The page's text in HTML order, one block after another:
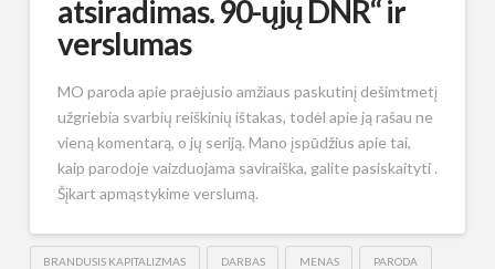
atsiradimas. 90-ųjų DNR“ ir
verslumas
MO paroda apie praėjusio amžiaus paskutinį dešimtmetį
užgriebia svarbių reiškinių ištakas, todėl apie ją rašau ne
vieną komentarą, o jų seriją. Mano įspūdžius apie tai,
kaip parodoje vaizduojama saviraiška, galite pasiskaityti .
Šįkart apmąstykime verslumą.
BRANDUSIS KAPITALIZMAS DARBAS MENAS PARODA